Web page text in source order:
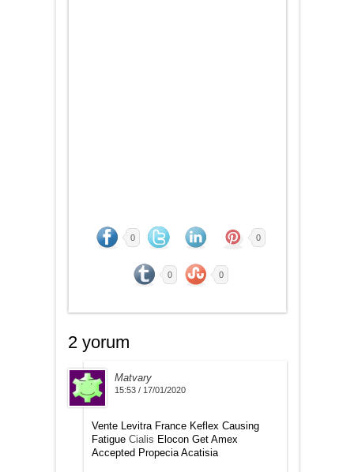
0 0
0 0
2 yorum
Matvary
15:53 / 17/01/2020
Vente Levitra France Keflex Causing
Fatigue Cialis Elocon Get Amex
Accepted Propecia Acatisia